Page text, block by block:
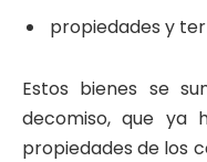
propiedades y
Estos bienes se
decomiso, que ya
propiedades de los